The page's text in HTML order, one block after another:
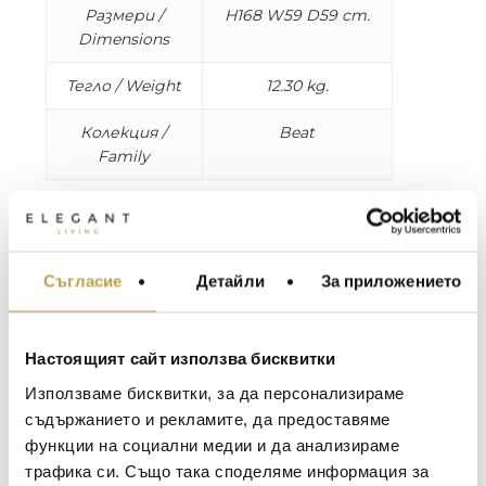
Съгласие Детайли За приложението
Настоящият сайт използва бисквитки
Използваме бисквитки, за да персонализираме
съдържанието и рекламите, да предоставяме
функции на социални медии и да анализираме
трафика си. Също така споделяме информация за
Размери /
Dimensions
H168 W59 D59 cm.
Тегло / Weight 12.30 kg.
Колекция /
Family
Beat
Няколко дългоочаквани допълнения към
популярната колекция Beat. Стоящата
скулптурната простота на
традиционните съдове за вода,
нюанс на ръчната изработка. Тънката
на светлината. Солидни месингови
компоненти и желязната основа създават
емблематичен акцент за всеки интериор.
Стоящата лампа Beat се предлага и в
МЕБЕЛИ ЗА ДОМА И
ЗА МАСАТА
ТЕКСТИЛ ЗА ДОМА
BACCARAT
TOM DIXON